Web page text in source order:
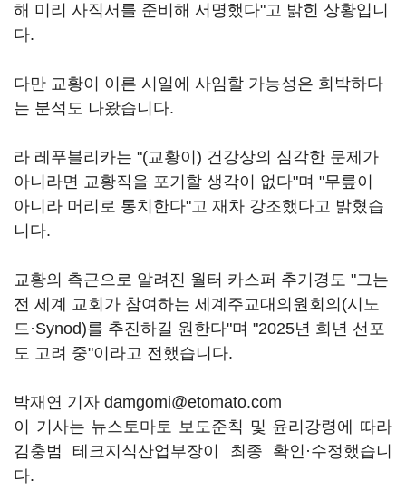
해 미리 사직서를 준비해 서명했다"고 밝힌 상황입니
다.
다만 교황이 이른 시일에 사임할 가능성은 희박하다
는 분석도 나왔습니다.
라 레푸블리카는 "(교황이) 건강상의 심각한 문제가
아니라면 교황직을 포기할 생각이 없다"며 "무릎이
아니라 머리로 통치한다"고 재차 강조했다고 밝혔습
니다.
교황의 측근으로 알려진 월터 카스퍼 추기경도 "그는
전 세계 교회가 참여하는 세계주교대의원회의(시노
드·Synod)를 추진하길 원한다"며 "2025년 희년 선포
도 고려 중"이라고 전했습니다.
박재연 기자 damgomi@etomato.com
이 기사는 뉴스토마토 보도준칙 및 윤리강령에 따라
김충범 테크지식산업부장이 최종 확인·수정했습니
다.